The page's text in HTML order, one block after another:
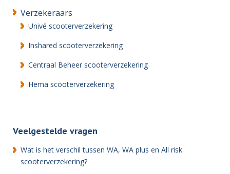
Verzekeraars
Univé scooterverzekering
Inshared scooterverzekering
Centraal Beheer scooterverzekering
Hema scooterverzekering
Veelgestelde vragen
Wat is het verschil tussen WA, WA plus en All risk
scooterverzekering?